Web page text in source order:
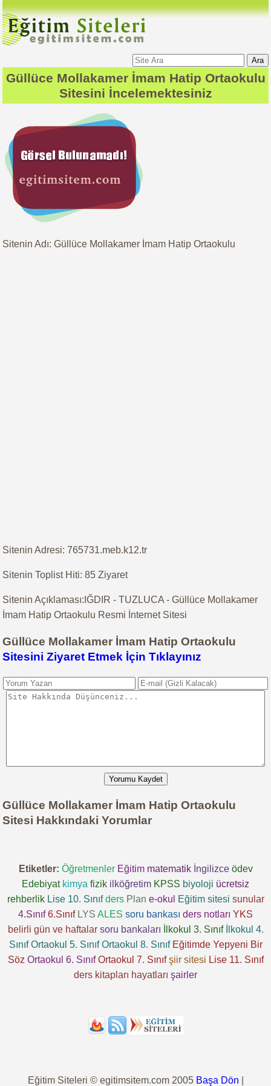
Ara
Güllüce Mollakamer İmam Hatip Ortaokulu
Sitesini İncelemektesiniz
Sitenin Adı: Güllüce Mollakamer İmam Hatip Ortaokulu
Sitenin Adresi: 765731.meb.k12.tr
Sitenin Toplist Hiti: 85 Ziyaret
Sitenin Açıklaması:IĞDIR - TUZLUCA - Güllüce Mollakamer
İmam Hatip Ortaokulu Resmi İnternet Sitesi
Güllüce Mollakamer İmam Hatip Ortaokulu
Sitesini Ziyaret Etmek İçin Tıklayınız
Yorumu Kaydet
Güllüce Mollakamer İmam Hatip Ortaokulu
Sitesi Hakkındaki Yorumlar
Etiketler: Öğretmenler Eğitim matematik İngilizce ödev
Edebiyat kimya fizik ilköğretim KPSS biyoloji ücretsiz
rehberlik Lise 10. Sınıf ders Plan e-okul Eğitim sitesi sunular
4.Sınıf 6.Sınıf LYS ALES soru bankası ders notları YKS
belirli gün ve haftalar soru bankaları İlkokul 3. Sınıf
İlkokul 4.
Sınıf Ortaokul 5. Sınıf Ortaokul 8. Sınıf Eğitimde Yepyeni Bir
Söz Ortaokul 6. Sınıf Ortaokul 7. Sınıf şiir sitesi Lise 11. Sınıf
ders kitapları hayatları şairler
Eğitim Siteleri © egitimsitem.com 2005 Başa Dön